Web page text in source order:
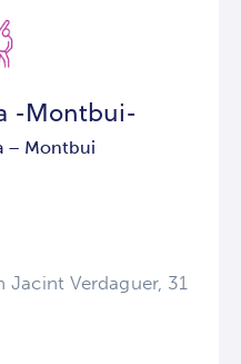
-Montbui-
– Montbui
Jacint Verdaguer, 31